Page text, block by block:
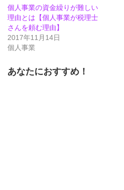
で
開
き
ま
す)
(新
し
い
ウ
ィ
ン
ド
き
ま
す)
で
開
き
個人事業の資金繰りが難しい
理由とは【個人事業が税理士
さんを頼む理由】
2017年11月14日
個人事業
あなたにおすすめ！